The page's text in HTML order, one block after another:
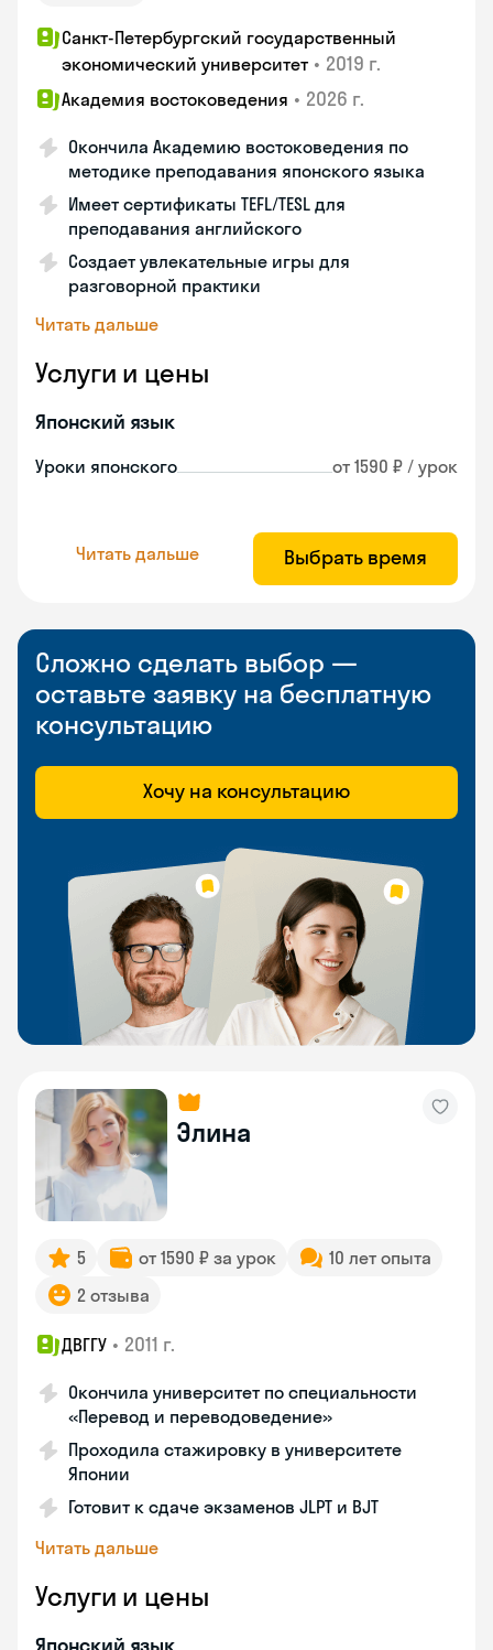
Санкт-Петербургский государственный
экономический университет • 2019 г.
Академия востоковедения • 2026 г.
Окончила Академию востоковедения по
методике преподавания японского языка
Имеет сертификаты TEFL/TESL для
преподавания английского
Создает увлекательные игры для
разговорной практики
Читать дальше
Услуги и цены
Японский язык
Уроки японского от 1590 ₽ / урок
Читать дальше Выбрать время
Сложно сделать выбор —
оставьте заявку на бесплатную
консультацию
Хочу на консультацию
Элина
5 от 1590 ₽ за урок
10 лет опыта
2 отзыва
ДВГГУ • 2011 г.
Окончила университет по специальности
«Перевод и переводоведение»
Проходила стажировку в университете
Японии
Готовит к сдаче экзаменов JLPT и BJT
Читать дальше
Услуги и цены